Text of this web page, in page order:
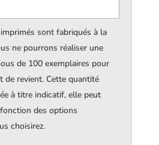
sont fabriqués à la
ne pourrons réaliser une
de 100 exemplaires pour
de revient. Cette quantité
à titre indicatif, elle peut
des options
choisirez.